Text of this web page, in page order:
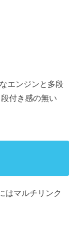
エンジンと多段
付き感の無い
はマルチリンク